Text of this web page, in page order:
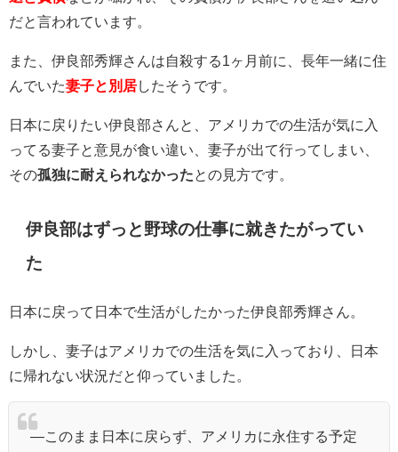
だと言われています。
また、伊良部秀輝さんは自殺する1ヶ月前に、長年一緒に住
んでいた妻子と別居したそうです。
日本に戻りたい伊良部さんと、アメリカでの生活が気に入
ってる妻子と意見が食い違い、妻子が出て行ってしまい、
その孤独に耐えられなかった との見方です。
伊良部はずっと野球の仕事に就きたがってい
た
日本に戻って日本で生活がしたかった伊良部秀輝さん。
しかし、妻子はアメリカでの生活を気に入っており、日本
に帰れない状況だと仰っていました。
―このまま日本に戻らず、アメリカに永住する予定